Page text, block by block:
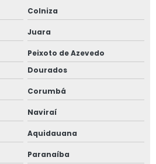
Colniza
Juara
Peixoto de Azevedo
Dourados
Corumbá
Naviraí
Aquidauana
Paranaíba